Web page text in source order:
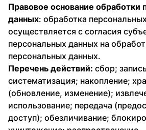
Правовое основание обработки
данных: обработка
осуществляется с согласия
персональных данных на
персональных данных.
Перечень действий: сбор;
систематизация; накопление;
(обновление, изменение);
использование; передача
доступ); обезличивание;